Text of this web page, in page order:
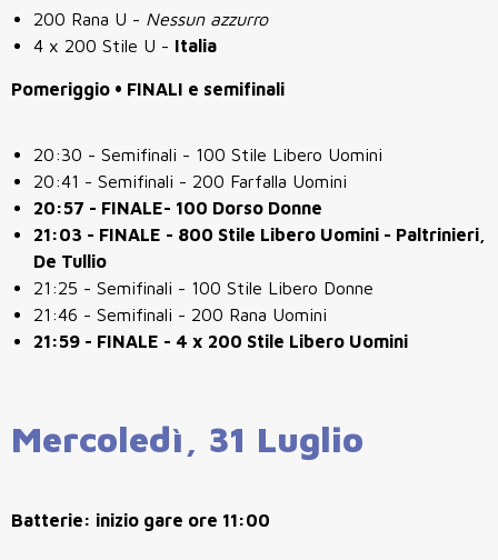
200 Rana U - Nessun azzurro
4 x 200 Stile U - Italia
Pomeriggio • FINALI e semifinali
20:30 - Semifinali - 100 Stile Libero Uomini
20:41 - Semifinali - 200 Farfalla Uomini
20:57 - FINALE- 100 Dorso Donne
21:03 - FINALE - 800 Stile Libero Uomini - Paltrinieri,
De Tullio
21:25 - Semifinali - 100 Stile Libero Donne
21:46 - Semifinali - 200 Rana Uomini
21:59 - FINALE - 4 x 200 Stile Libero Uomini
Mercoledì, 31 Luglio
Batterie: inizio gare ore 11:00